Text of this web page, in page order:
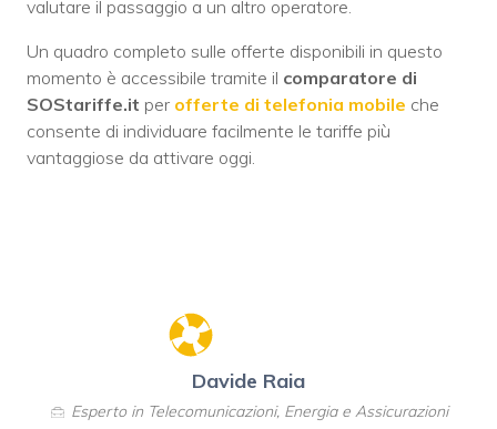
valutare il passaggio a un altro operatore.
Un quadro completo sulle offerte disponibili in questo
momento è accessibile tramite il comparatore di
SOStariffe.it per offerte di telefonia mobile che
consente di individuare facilmente le tariffe più
vantaggiose da attivare oggi.
Davide Raia
Esperto in Telecomunicazioni, Energia e Assicurazioni